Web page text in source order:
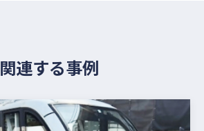
関連する事例